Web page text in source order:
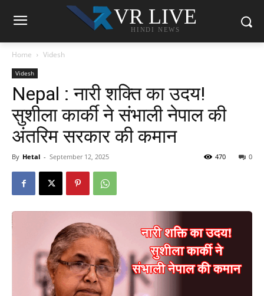
VR LIVE
HINDI NEWS
Home Videsh
Videsh
Nepal : नारी शक्ति का उदय!
सुशीला कार्की ने संभाली नेपाल की
अंतरिम सरकार की कमान
By Hetal - September 12, 2025 0
470